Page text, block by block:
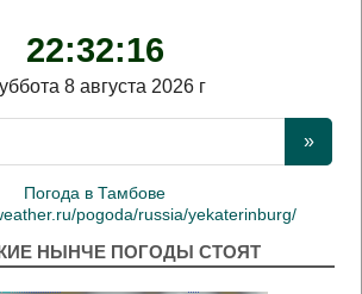
22:32:17
8 августа 2026 г
Погода в Тамбове
pogoda/russia/yekaterinburg/
НЫНЧЕ ПОГОДЫ СТОЯТ